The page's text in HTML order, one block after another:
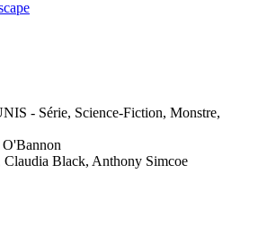
- Série, Science-Fiction, Monstre,
Claudia Black, Anthony Simcoe